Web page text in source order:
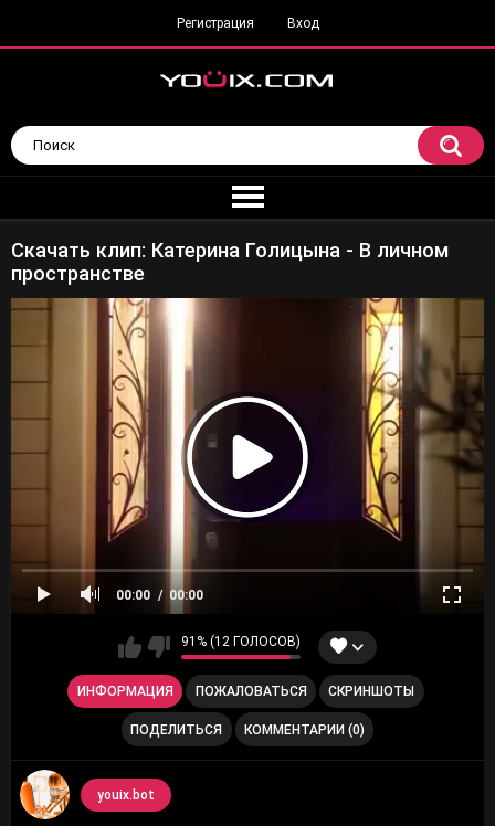
Регистрация Вход
Скачать клип: Катерина Голицына - В личном
пространстве
00:00 00:00
91% (12 ГОЛОСОВ)
ИНФОРМАЦИЯ ПОЖАЛОВАТЬСЯ СКРИНШОТЫ
ПОДЕЛИТЬСЯ КОММЕНТАРИИ (0)
youix.bot